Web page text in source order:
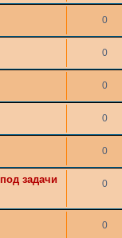
0
0
0
0
0
задачи
0
0